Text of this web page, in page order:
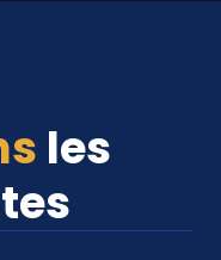
les